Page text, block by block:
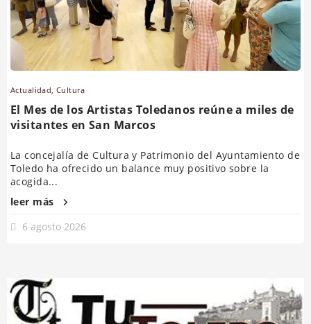
Actualidad,Cultura
El Mes de los Artistas Toledanos reúne a miles de
visitantes en San Marcos
La concejalía de Cultura y Patrimonio del Ayuntamiento de
Toledo ha ofrecido un balance muy positivo sobre la
acogida...
leer más
6 agosto 2026